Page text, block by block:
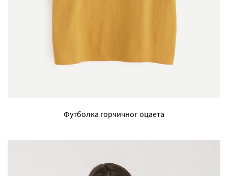
Футболка горчичног оцаета